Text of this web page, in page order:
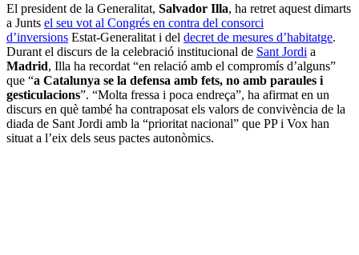
El president de la Generalitat, Salvador Illa, ha retret aquest dimarts
a Junts el seu vot al Congrés en contra del consorci
d’inversions Estat-Generalitat i del decret de mesures d’habitatge.
Durant el discurs de la celebració institucional de Sant Jordi a
Madrid, Illa ha recordat “en relació amb el compromís d’alguns”
que “a Catalunya se la defensa amb fets, no amb paraules i
gesticulacions”. “Molta fressa i poca endreça”, ha afirmat en un
discurs en què també ha contraposat els valors de convivència de la
diada de Sant Jordi amb la “prioritat nacional” que PP i Vox han
situat a l’eix dels seus pactes autonòmics.